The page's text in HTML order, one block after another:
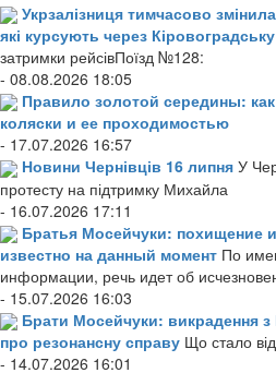
Укрзалізниця тимчасово
які курсують через
затримки рейсівПоїзд №128:
- 08.08.2026 18:05
Правило золотой середины:
коляски и ее проходимостью
- 17.07.2026 16:57
Новини Чернівців 16 липня У
протесту на підтримку Михайла
- 16.07.2026 17:11
Братья Мосейчуки: похищение
известно на данный момент По
информации, речь идет об
- 15.07.2026 16:03
Брати Мосейчуки: викрадення
про резонансну справу Що стало
- 14.07.2026 16:01